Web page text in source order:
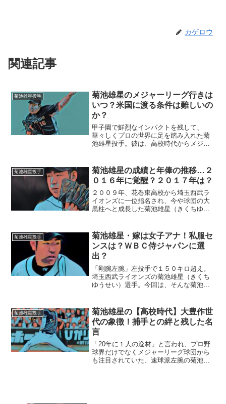
カゲロウ
関連記事
菊池雄星投手
菊池雄星のメジャーリーグ行きは
いつ？米国に渡る条件は難しいの
か？
甲子園で鮮烈なインパクトを残して、
華々しくプロの世界に足を踏み入れた菊
池雄星投手。彼は、高校時代からメジャ
なに遠い事ではないと思います。■メジャ
ーリーグ行きはいつ？菊池...
菊池雄星投手
菊池雄星の成績と年俸の推移…２
０１６年に覚醒？２０１７年は？
２００９年、花巻東高校から埼玉西武ラ
イオンズに一位指名され、今や球団の大
黒柱へと成長した菊池雄星（きくちゆう
せん。今回は、菊池選手のここまでの成
績と年俸について迫りたい...
菊池雄星投手
菊池雄星・嫁は女子アナ！私服セ
ンスは？ＷＢＣ侍ジャパンに選
出？
「剛腕左腕」左投手で１５０キロ超え。
埼玉西武ライオンズの菊池雄星（きくち
ゆうせい）選手。今回は、そんな菊池投
手のお嫁さんは、フリーアナウンサーの
深津瑠美さんです。とて...
菊池雄星投手
菊池雄星の【高校時代】大豊作世
代の象徴！捕手との絆と残した名
言
「20年に１人の逸材」と言われ、プロ野
球界だけでなくメジャーリーグ球団から
も注目されていた、速球派左腕の菊池雄